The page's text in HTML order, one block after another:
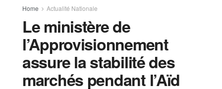
Home Actualité Nationale
Le ministère de
l’Approvisionnement
assure la stabilité des
marchés pendant l’Aïd